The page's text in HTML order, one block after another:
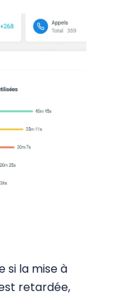
si la mise à
retardée,